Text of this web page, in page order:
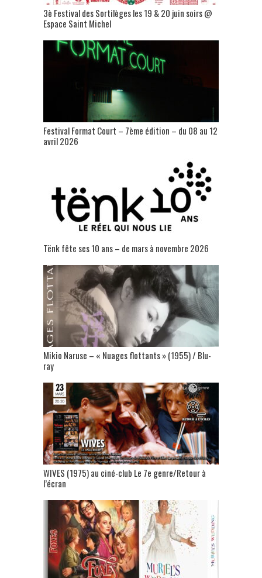
3è Festival des Sortilèges les 19 & 20 juin soirs @
Espace Saint Michel
Festival Format Court – 7ème édition – du 08 au 12
avril 2026
Tënk fête ses 10 ans – de mars à novembre 2026
Mikio Naruse – « Nuages flottants » (1955) / Blu-
ray
WIVES (1975) au ciné-club Le 7e genre/Retour à
l’écran